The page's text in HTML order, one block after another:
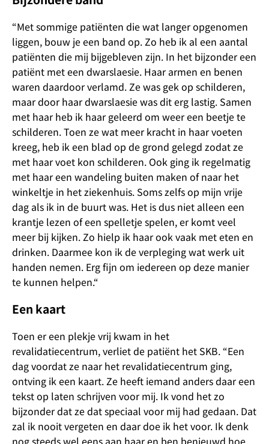
“Met sommige patiënten die wat langer opgenomen
liggen, bouw je een band op. Zo heb ik al een aantal
patiënten die mij bijgebleven zijn. In het bijzonder een
patiënt met een dwarslaesie. Haar armen en benen
waren daardoor verlamd. Ze was gek op schilderen,
maar door haar dwarslaesie was dit erg lastig. Samen
met haar heb ik haar geleerd om weer een beetje te
schilderen. Toen ze wat meer kracht in haar voeten
kreeg, heb ik een blad op de grond gelegd zodat ze
met haar voet kon schilderen. Ook ging ik regelmatig
met haar een wandeling buiten maken of naar het
winkeltje in het ziekenhuis. Soms zelfs op mijn vrije
dag als ik in de buurt was. Het is dus niet alleen een
krantje lezen of een spelletje spelen, er komt veel
meer bij kijken. Zo hielp ik haar ook vaak met eten en
drinken. Daarmee kon ik de verpleging wat werk uit
handen nemen. Erg fijn om iedereen op deze manier
te kunnen helpen.“
Een kaart
Toen er een plekje vrij kwam in het
revalidatiecentrum, verliet de patiënt het SKB. “Een
dag voordat ze naar het revalidatiecentrum ging,
ontving ik een kaart. Ze heeft iemand anders daar een
tekst op laten schrijven voor mij. Ik vond het zo
bijzonder dat ze dat speciaal voor mij had gedaan. Dat
zal ik nooit vergeten en daar doe ik het voor. Ik denk
nog steeds wel eens aan haar en ben benieuwd hoe